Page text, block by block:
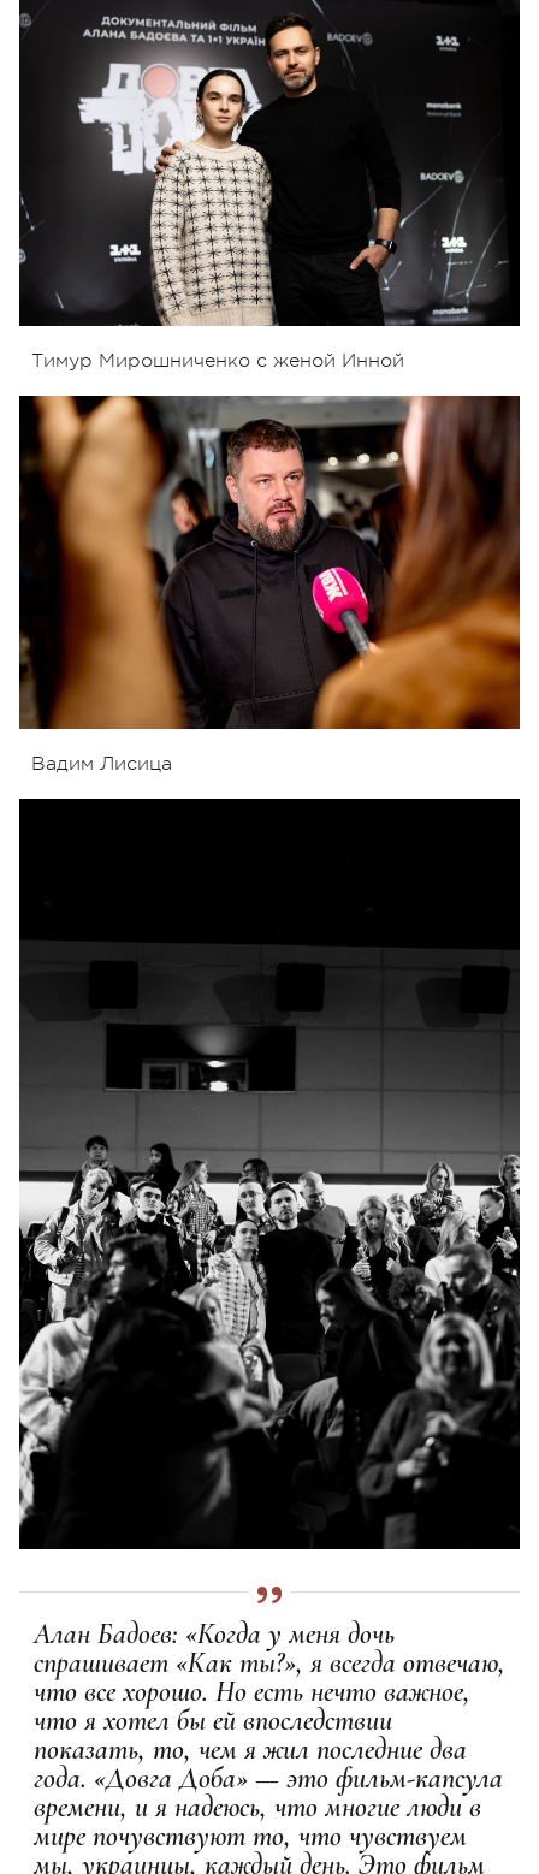
Тимур Мирошниченко с женой Инной
Вадим Лисица
Алан Бадоев: «Когда у меня дочь
спрашивает «Как ты?», я всегда отвечаю,
что все хорошо. Но есть нечто важное,
что я хотел бы ей впоследствии
показать, то, чем я жил последние два
года. «Довга Доба» — это фильм-капсула
времени, и я надеюсь, что многие люди в
мире почувствуют то, что чувствуем
мы, украинцы, каждый день. Это фильм